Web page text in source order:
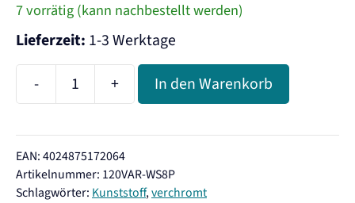
7 vorrätig (kann nachbestellt werden)
Lieferzeit: 1-3 Werktage
-
Carbonit
Wasserhahn
Menge
+ In den Warenkorb
EAN: 4024875172064
Artikelnummer: 120VAR-WS8P
Schlagwörter: Kunststoff,verchromt